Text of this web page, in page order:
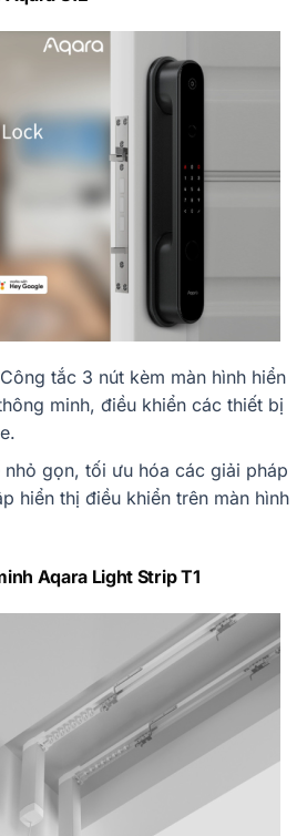
Công tắc 3 nút kèm màn hình hiển
minh, điều khiển các thiết bị
nhỏ gọn, tối ưu hóa các giải pháp
hiển thị điều khiển trên màn hình
Aqara Light Strip T1